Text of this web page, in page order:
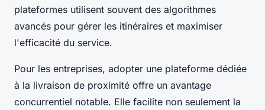
plateformes utilisent souvent des algorithmes
avancés pour gérer les itinéraires et maximiser
l'efficacité du service.
Pour les entreprises, adopter une plateforme dédiée
à la livraison de proximité offre un avantage
concurrentiel notable. Elle facilite non seulement la